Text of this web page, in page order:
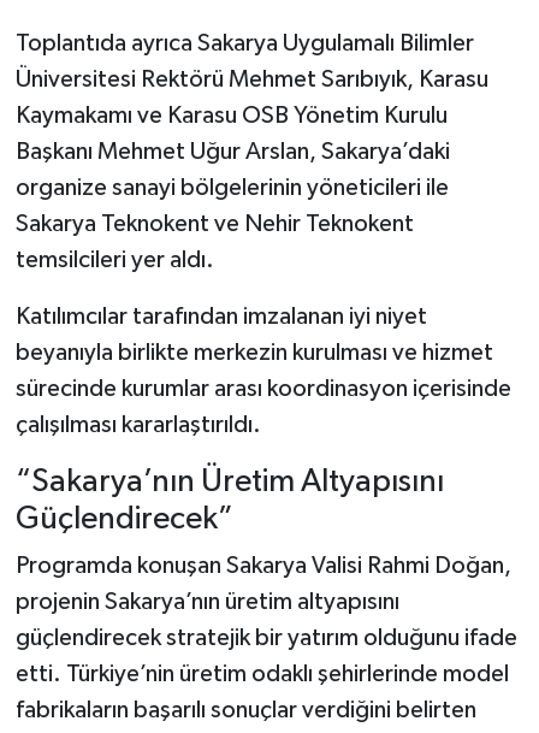
Toplantıda ayrıca Sakarya Uygulamalı Bilimler
Üniversitesi Rektörü Mehmet Sarıbıyık, Karasu
Kaymakamı ve Karasu OSB Yönetim Kurulu
Başkanı Mehmet Uğur Arslan, Sakarya’daki
organize sanayi bölgelerinin yöneticileri ile
Sakarya Teknokent ve Nehir Teknokent
temsilcileri yer aldı.
Katılımcılar tarafından imzalanan iyi niyet
beyanıyla birlikte merkezin kurulması ve hizmet
sürecinde kurumlar arası koordinasyon içerisinde
çalışılması kararlaştırıldı.
“Sakarya’nın Üretim Altyapısını
Güçlendirecek”
Programda konuşan Sakarya Valisi Rahmi Doğan,
projenin Sakarya’nın üretim altyapısını
güçlendirecek stratejik bir yatırım olduğunu ifade
etti. Türkiye’nin üretim odaklı şehirlerinde model
fabrikaların başarılı sonuçlar verdiğini belirten